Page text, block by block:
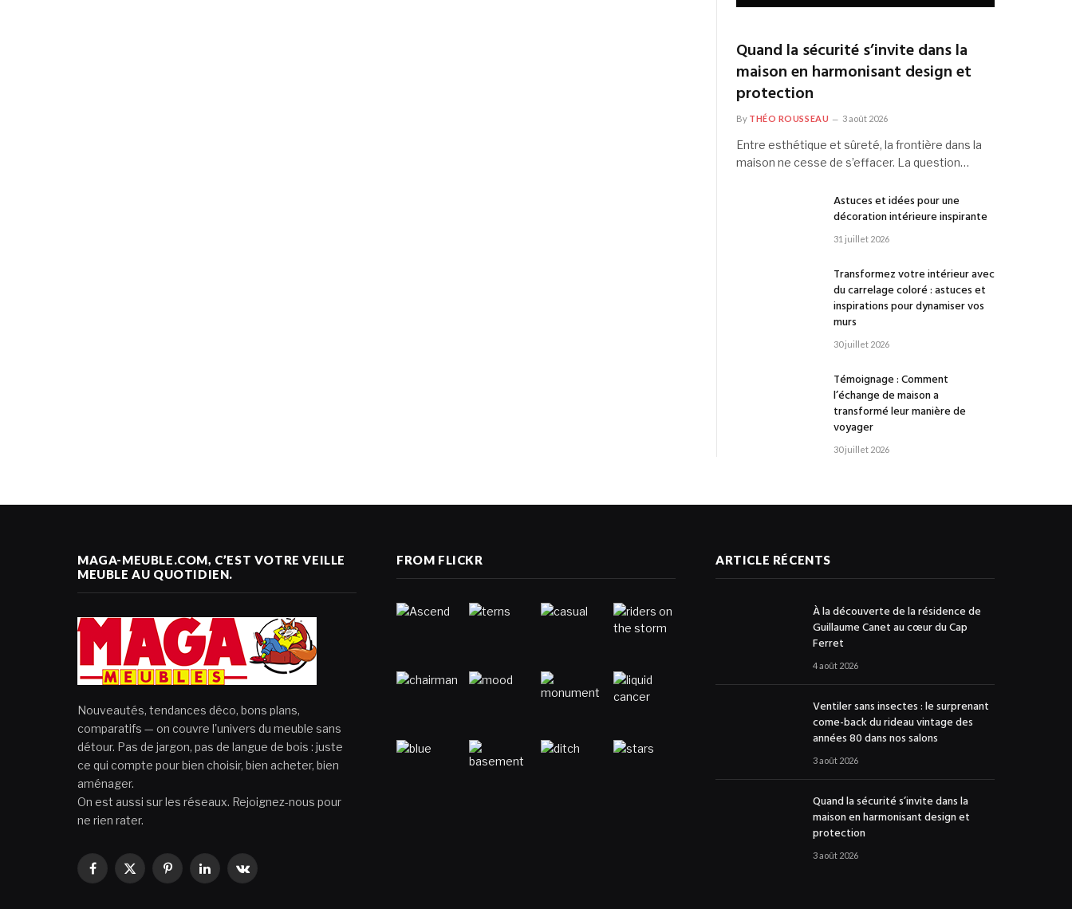
Quand la sécurité s’invite dans la
maison en harmonisant design et
protection
By THÉO ROUSSEAU 3 août 2026
Entre esthétique et sûreté, la frontière dans la
maison ne cesse de s’effacer. La question…
Astuces et idées pour une
décoration intérieure inspirante
31 juillet 2026
Transformez votre intérieur avec
du carrelage coloré : astuces et
inspirations pour dynamiser vos
murs
30 juillet 2026
Témoignage : Comment
l’échange de maison a
transformé leur manière de
voyager
30 juillet 2026
MAGA-MEUBLE.COM, C’EST VOTRE VEILLE
MEUBLE AU QUOTIDIEN.
Nouveautés, tendances déco, bons plans,
comparatifs — on couvre l'univers du meuble sans
détour. Pas de jargon, pas de langue de bois : juste
ce qui compte pour bien choisir, bien acheter, bien
aménager.
On est aussi sur les réseaux. Rejoignez-nous pour
ne rien rater.
Facebook
X
PinterestLinkedInVKontakte
FROM FLICKR ARTICLE RÉCENTS
À la découverte de la résidence de
Guillaume Canet au cœur du Cap
Ferret
4 août 2026
Ventiler sans insectes : le surprenant
come-back du rideau vintage des
années 80 dans nos salons
3 août 2026
Quand la sécurité s’invite dans la
maison en harmonisant design et
protection
3 août 2026